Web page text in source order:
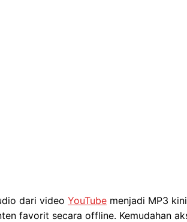
dari video YouTube menjadi MP3
favorit secara offline. Kemudahan